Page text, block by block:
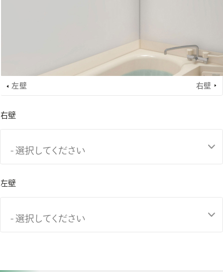
左壁 右壁
右壁
- 選択してください
左壁
- 選択してください